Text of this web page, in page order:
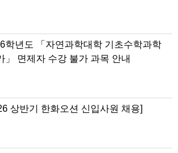
학년도 「자연과학대학 기초수학과학
」 면제자 수강 불가 과목 안내
상반기 한화오션 신입사원 채용]